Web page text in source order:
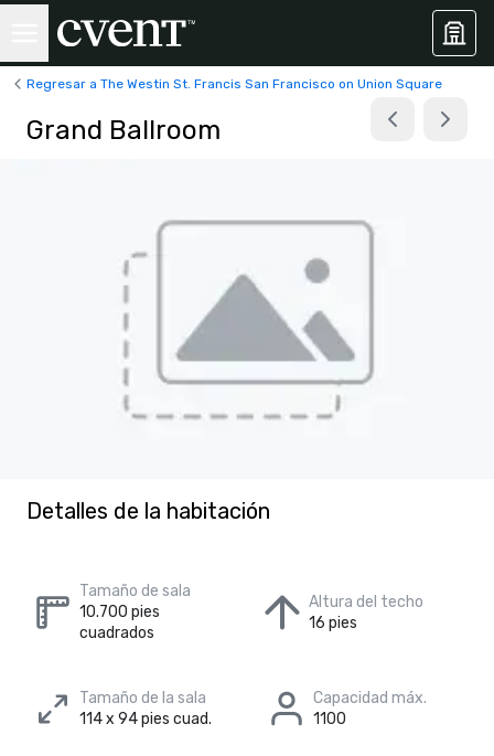
Regresar a The Westin St. Francis San Francisco on Union Square
Grand Ballroom
Detalles de la habitación
Tamaño de sala
10.700 pies
cuadrados
Altura del techo
16 pies
Tamaño de la sala
114 x 94 pies cuad.
Capacidad máx.
1100